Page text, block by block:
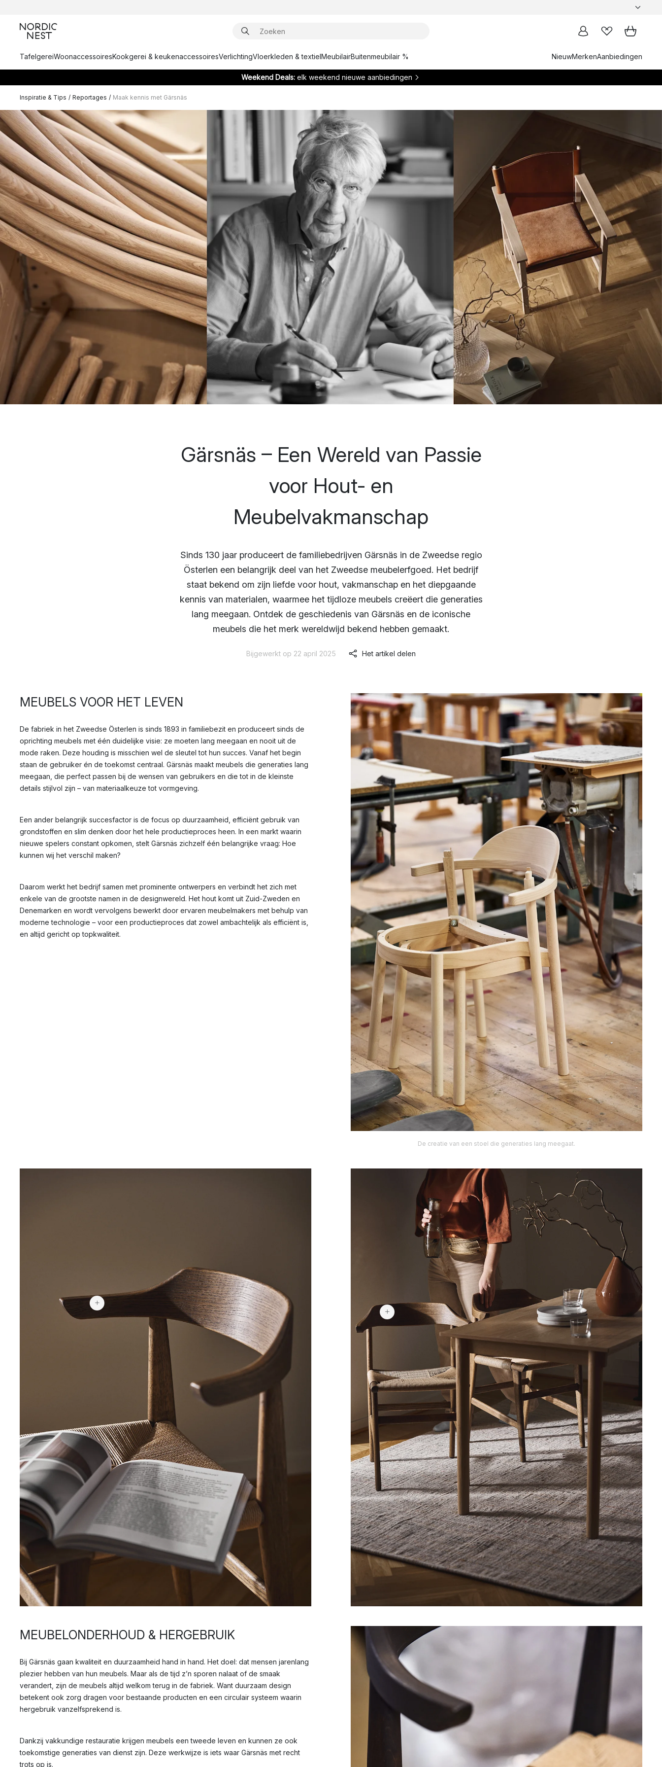
TafelgereiWoonaccessoiresKookgerei & keukenaccessoiresVerlichtingVloerkleden & textielMeubilairBuitenmeubilair % NieuwMerkenAanbiedingen
Weekend Deals: elk weekend nieuwe aanbiedingen
Inspiratie & Tips / Reportages / Maak kennis met Gärsnäs
Gärsnäs – Een Wereld van Passie
voor Hout- en
Meubelvakmanschap
Sinds 130 jaar produceert de familiebedrijven Gärsnäs in de Zweedse regio
Österlen een belangrijk deel van het Zweedse meubelerfgoed. Het bedrijf
staat bekend om zijn liefde voor hout, vakmanschap en het diepgaande
kennis van materialen, waarmee het tijdloze meubels creëert die generaties
lang meegaan. Ontdek de geschiedenis van Gärsnäs en de iconische
meubels die het merk wereldwijd bekend hebben gemaakt.
Bijgewerkt op 22 april 2025 Het artikel delen
MEUBELS VOOR HET LEVEN
De fabriek in het Zweedse Österlen is sinds 1893 in familiebezit en produceert sinds de
oprichting meubels met één duidelijke visie: ze moeten lang meegaan en nooit uit de
mode raken. Deze houding is misschien wel de sleutel tot hun succes. Vanaf het begin
staan de gebruiker én de toekomst centraal. Gärsnäs maakt meubels die generaties lang
meegaan, die perfect passen bij de wensen van gebruikers en die tot in de kleinste
details stijlvol zijn – van materiaalkeuze tot vormgeving.
Een ander belangrijk succesfactor is de focus op duurzaamheid, efficiënt gebruik van
grondstoffen en slim denken door het hele productieproces heen. In een markt waarin
nieuwe spelers constant opkomen, stelt Gärsnäs zichzelf één belangrijke vraag: Hoe
kunnen wij het verschil maken?
Daarom werkt het bedrijf samen met prominente ontwerpers en verbindt het zich met
enkele van de grootste namen in de designwereld. Het hout komt uit Zuid-Zweden en
Denemarken en wordt vervolgens bewerkt door ervaren meubelmakers met behulp van
moderne technologie – voor een productieproces dat zowel ambachtelijk als efficiënt is,
en altijd gericht op topkwaliteit.
De creatie van een stoel die generaties lang meegaat.
MEUBELONDERHOUD & HERGEBRUIK
Bij Gärsnäs gaan kwaliteit en duurzaamheid hand in hand. Het doel: dat mensen jarenlang
plezier hebben van hun meubels. Maar als de tijd z’n sporen nalaat of de smaak
verandert, zijn de meubels altijd welkom terug in de fabriek. Want duurzaam design
betekent ook zorg dragen voor bestaande producten en een circulair systeem waarin
hergebruik vanzelfsprekend is.
Dankzij vakkundige restauratie krijgen meubels een tweede leven en kunnen ze ook
toekomstige generaties van dienst zijn. Deze werkwijze is iets waar Gärsnäs met recht
trots op is.